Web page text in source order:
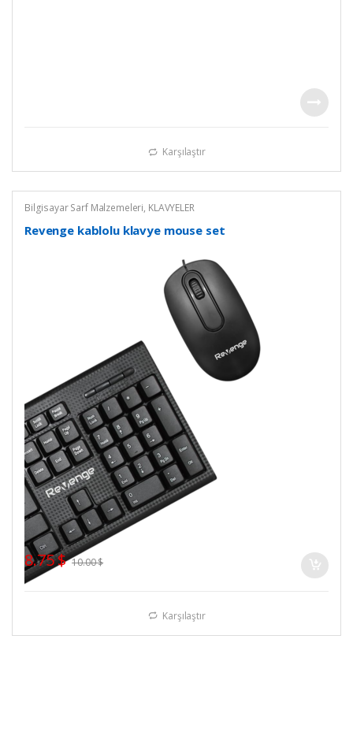
Karşılaştır
Bilgisayar Sarf Malzemeleri, KLAVYELER
Revenge kablolu klavye mouse set
8.75$ 10.00$
Karşılaştır